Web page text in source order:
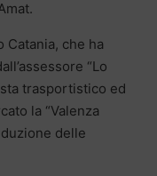
che ha
“Lo
trasportistico ed
la “Valenza
delle